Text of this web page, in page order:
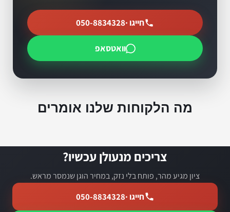
חייגו ·050-8834328
וואטסאפ
מה הלקוחות שלנו אומרים
צריכים מנעולן עכשיו?
ציון מגיע מהר, פותח בלי נזק, במחיר הוגן שנמסר מראש.
חייגו ·050-8834328